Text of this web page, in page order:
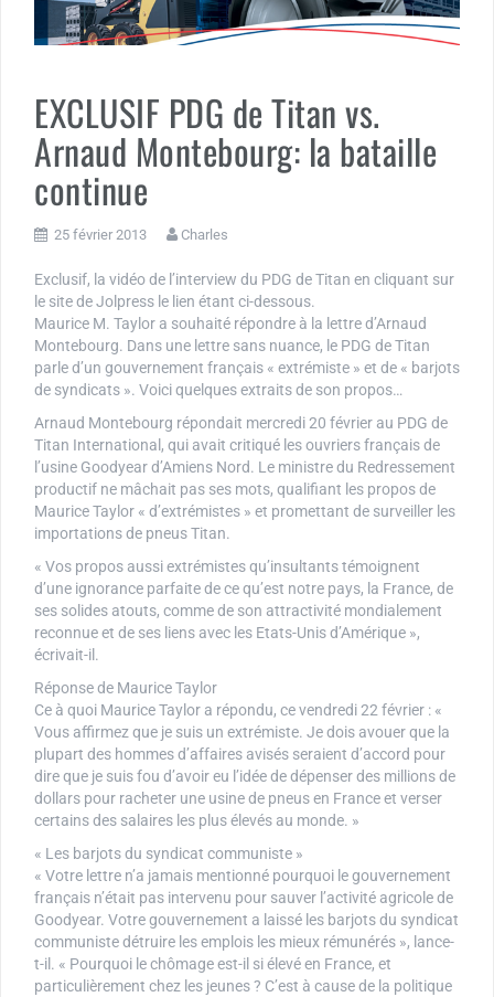
EXCLUSIF PDG de Titan vs.
Arnaud Montebourg: la bataille
continue
25 février 2013 Charles
Exclusif, la vidéo de l’interview du PDG de Titan en cliquant sur
le site de Jolpress le lien étant ci-dessous.
Maurice M. Taylor a souhaité répondre à la lettre d’Arnaud
Montebourg. Dans une lettre sans nuance, le PDG de Titan
parle d’un gouvernement français « extrémiste » et de « barjots
de syndicats ». Voici quelques extraits de son propos…
Arnaud Montebourg répondait mercredi 20 février au PDG de
Titan International, qui avait critiqué les ouvriers français de
l’usine Goodyear d’Amiens Nord. Le ministre du Redressement
productif ne mâchait pas ses mots, qualifiant les propos de
Maurice Taylor « d’extrémistes » et promettant de surveiller les
importations de pneus Titan.
« Vos propos aussi extrémistes qu’insultants témoignent
d’une ignorance parfaite de ce qu’est notre pays, la France, de
ses solides atouts, comme de son attractivité mondialement
reconnue et de ses liens avec les Etats-Unis d’Amérique »,
écrivait-il.
Réponse de Maurice Taylor
Ce à quoi Maurice Taylor a répondu, ce vendredi 22 février : «
Vous affirmez que je suis un extrémiste. Je dois avouer que la
plupart des hommes d’affaires avisés seraient d’accord pour
dire que je suis fou d’avoir eu l’idée de dépenser des millions de
dollars pour racheter une usine de pneus en France et verser
certains des salaires les plus élevés au monde. »
« Les barjots du syndicat communiste »
« Votre lettre n’a jamais mentionné pourquoi le gouvernement
français n’était pas intervenu pour sauver l’activité agricole de
Goodyear. Votre gouvernement a laissé les barjots du syndicat
communiste détruire les emplois les mieux rémunérés », lance-
t-il. « Pourquoi le chômage est-il si élevé en France, et
particulièrement chez les jeunes ? C’est à cause de la politique